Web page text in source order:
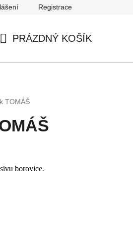
Registrace
PRÁZDNÝ KOŠÍK
TOMÁŠ
borovice.